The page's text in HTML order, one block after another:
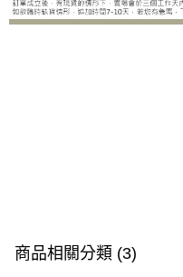
商品相關分類 (3)